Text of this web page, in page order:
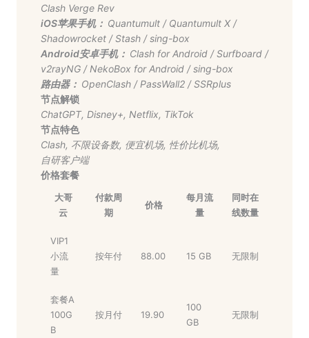
Clash Verge Rev
iOS苹果手机： Quantumult/ Quantumult X/
Shadowrocket/Stash/sing-box
Android安卓手机： Clash for Android/Surfboard/
v2rayNG/ NekoBox for Android/sing-box
路由器： OpenClash/ PassWall2/SSRplus
节点解锁
ChatGPT, Disney+, Netflix, TikTok
节点特色
Clash, 不限设备数, 便宜机场, 性价比机场,
自研客户端
价格套餐
大哥
云
付款周
期
价格
每月流
量
同时在
线数量
VIP1
小流
量
按年付 88.00 15 GB 无限制
套餐A
100G
B
按月付 19.90
100
GB
无限制